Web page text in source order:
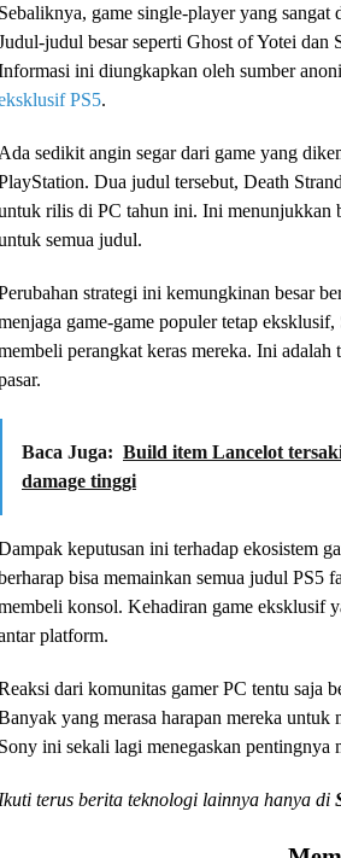
Sebaliknya, game single-player yang
judul besar seperti Ghost of Yotei dan
ini diungkapkan oleh sumber
PS5.
Ada sedikit angin segar dari game yang
Dua judul tersebut, Death
rilis di PC tahun ini. Ini menunjukkan
semua judul.
strategi ini kemungkinan besar
game-game populer tetap
perangkat keras mereka. Ini
Baca Juga: Build item Lancelot
damage tinggi
keputusan ini terhadap ekosistem
bisa memainkan semua judul PS5
konsol. Kehadiran game eksklusif
platform.
dari komunitas gamer PC tentu saja
yang merasa harapan mereka
Sony ini sekali lagi menegaskan
Ikuti terus berita teknologi lainnya hanya di